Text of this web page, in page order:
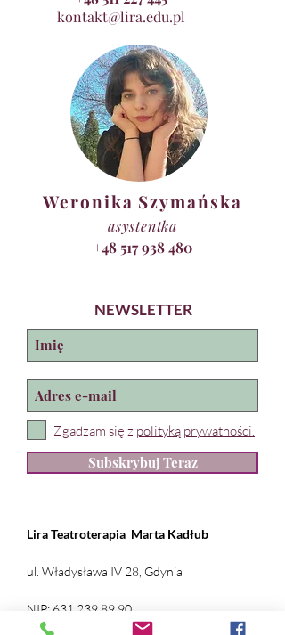
kontakt@lira.edu.pl
Weronika Szymańska
asystentka
+48 517 938 480
NEWSLETTER
Zgadzam się z polityką prywatności.
Subskrybuj Teraz
Lira Teatroterapia Marta Kadłub
ul. Władysława IV 28, Gdynia
NIP: 631 239 89 90